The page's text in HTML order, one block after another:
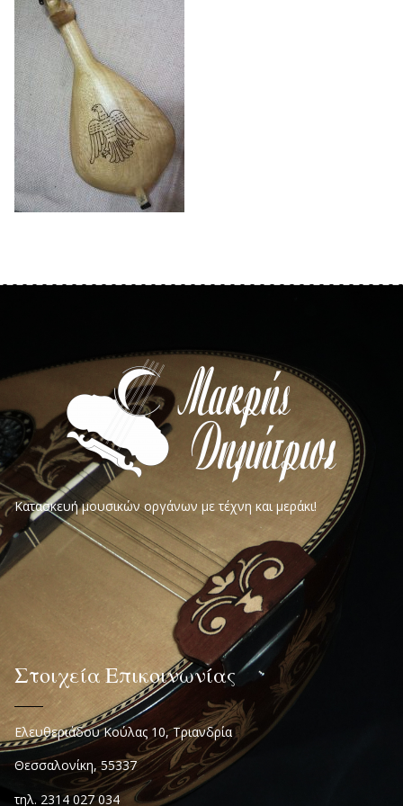
Κατασκευή μουσικών οργάνων με τέχνη και μεράκι!
Στοιχεία Επικοινωνίας
Ελευθεριάδου Κούλας 10, Τριανδρία
Θεσσαλονίκη, 55337
τηλ. 2314 027 034